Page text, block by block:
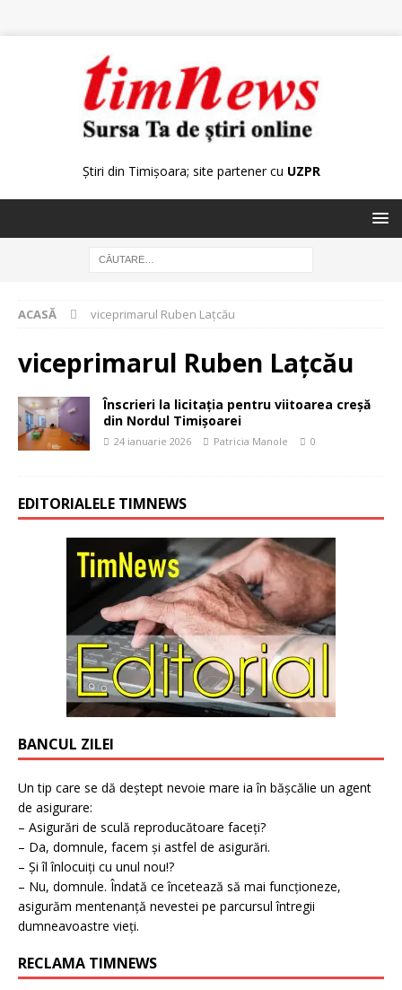
Știri din Timișoara; site partener cu UZPR
ACASĂ viceprimarul Ruben Lațcău
viceprimarul Ruben Lațcău
Înscrieri la licitația pentru viitoarea creșă
din Nordul Timișoarei
24 ianuarie 2026 Patricia Manole 0
EDITORIALELE TIMNEWS
BANCUL ZILEI
Un tip care se dă deștept nevoie mare ia în bășcălie un agent
de asigurare:
– Asigurări de sculă reproducătoare faceți?
– Da, domnule, facem și astfel de asigurări.
– Și îl înlocuiți cu unul nou!?
– Nu, domnule. Îndată ce încetează să mai funcționeze,
asigurăm mentenanță nevestei pe parcursul întregii
dumneavoastre vieți.
RECLAMA TIMNEWS